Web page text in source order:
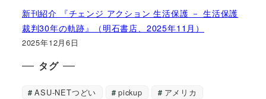
新刊紹介 『チェンジ アクション 生活保護 － 生活保護
裁判30年の軌跡』（明石書店、2025年11月）
2025年12月6日
タグ
ASU-NETつどい pickup
アメリカ